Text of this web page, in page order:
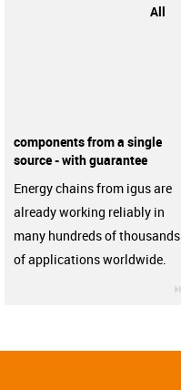
All
components from a single
source - with guarantee
Energy chains from igus are
already working reliably in
many hundreds of thousands
of applications worldwide.